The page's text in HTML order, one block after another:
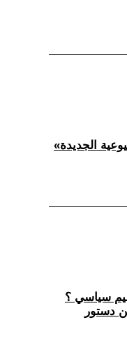
الجديدة»
سياسي ؟
في ضوء المادة (76) من دستور